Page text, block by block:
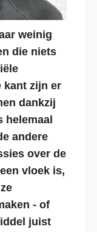
weinig
die niets
kant zijn er
dankzij
helemaal
andere
over de
vloek is,
- of
juist